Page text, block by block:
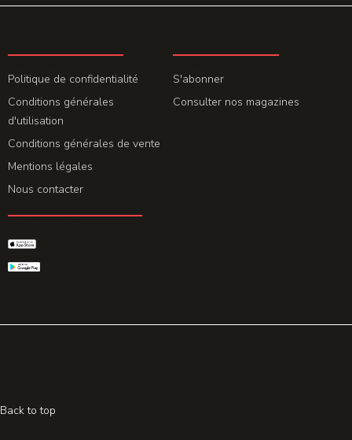
Politique de confidentialité
Conditions générales
d'utilisation
Conditions générales de vente
Mentions légales
Nous contacter
S'abonner
Consulter nos magazines
Back to top